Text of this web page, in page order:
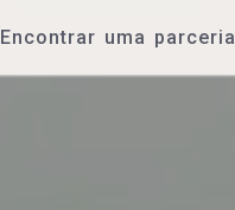
Encontrar uma parceria